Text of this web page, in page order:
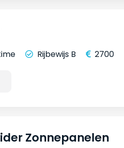
Rijbewijs B 2700
Zonnepanelen